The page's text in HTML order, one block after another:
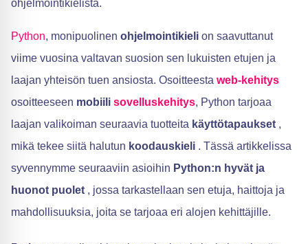
ohjelmointikielistä.
Python, monipuolinen ohjelmointikieli on saavuttanut
viime vuosina valtavan suosion sen lukuisten etujen ja
laajan yhteisön tuen ansiosta. Osoitteesta web-kehitys
osoitteeseen mobiili sovelluskehitys, Python tarjoaa
laajan valikoiman seuraavia tuotteita käyttötapaukset ,
mikä tekee siitä halutun koodauskieli . Tässä artikkelissa
syvennymme seuraaviin asioihin Python:n hyvät ja
huonot puolet , jossa tarkastellaan sen etuja, haittoja ja
mahdollisuuksia, joita se tarjoaa eri alojen kehittäjille.